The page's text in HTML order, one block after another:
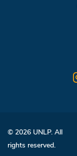
© 2026 UNLP. All
rights reserved.